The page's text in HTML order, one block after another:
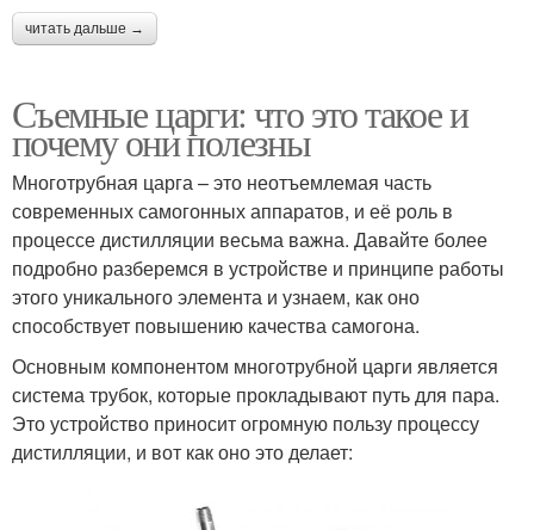
читать дальше →
Съемные царги: что это такое и
почему они полезны
Многотрубная царга – это неотъемлемая часть
современных самогонных аппаратов, и её роль в
процессе дистилляции весьма важна. Давайте более
подробно разберемся в устройстве и принципе работы
этого уникального элемента и узнаем, как оно
способствует повышению качества самогона.
Основным компонентом многотрубной царги является
система трубок, которые прокладывают путь для пара.
Это устройство приносит огромную пользу процессу
дистилляции, и вот как оно это делает: